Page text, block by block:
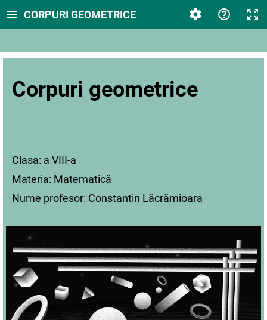
CORPURI GEOMETRICE
Corpuri geometrice
Clasa: a VIII-a
Materia: Matematică
Nume profesor: Constantin Lăcrămioara